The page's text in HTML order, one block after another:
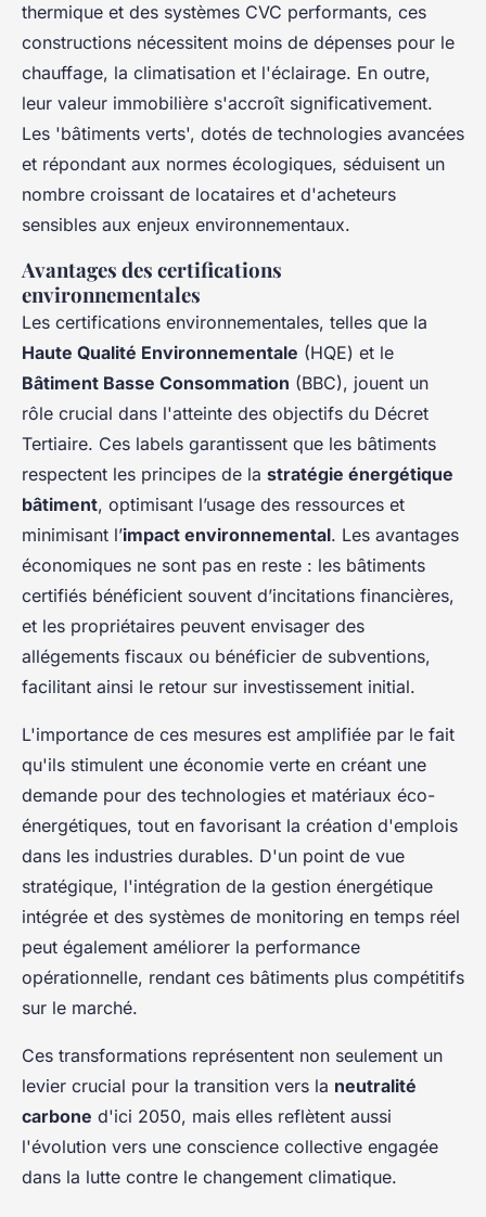
thermique et des systèmes CVC performants, ces
constructions nécessitent moins de dépenses pour le
chauffage, la climatisation et l'éclairage. En outre,
leur valeur immobilière s'accroît significativement.
Les 'bâtiments verts', dotés de technologies avancées
et répondant aux normes écologiques, séduisent un
nombre croissant de locataires et d'acheteurs
sensibles aux enjeux environnementaux.
Avantages des certifications
environnementales
Les certifications environnementales, telles que la
Haute Qualité Environnementale (HQE) et le
Bâtiment Basse Consommation (BBC), jouent un
rôle crucial dans l'atteinte des objectifs du Décret
Tertiaire. Ces labels garantissent que les bâtiments
respectent les principes de la stratégie énergétique
bâtiment, optimisant l’usage des ressources et
minimisant l’impact environnemental. Les avantages
économiques ne sont pas en reste : les bâtiments
certifiés bénéficient souvent d’incitations financières,
et les propriétaires peuvent envisager des
allégements fiscaux ou bénéficier de subventions,
facilitant ainsi le retour sur investissement initial.
L'importance de ces mesures est amplifiée par le fait
qu'ils stimulent une économie verte en créant une
demande pour des technologies et matériaux éco-
énergétiques, tout en favorisant la création d'emplois
dans les industries durables. D'un point de vue
stratégique, l'intégration de la gestion énergétique
intégrée et des systèmes de monitoring en temps réel
peut également améliorer la performance
opérationnelle, rendant ces bâtiments plus compétitifs
sur le marché.
Ces transformations représentent non seulement un
levier crucial pour la transition vers la neutralité
carbone d'ici 2050, mais elles reflètent aussi
l'évolution vers une conscience collective engagée
dans la lutte contre le changement climatique.